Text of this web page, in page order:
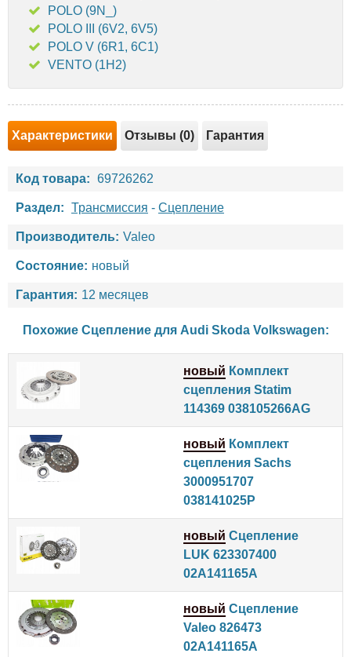
POLO (9N_)
POLO III (6V2, 6V5)
POLO V (6R1, 6C1)
VENTO (1H2)
Характеристики Отзывы (0) Гарантия
Код товара: 69726262
Раздел: Трансмиссия - Сцепление
Производитель: Valeo
Состояние: новый
Гарантия: 12 месяцев
Похожие Сцепление для Audi Skoda Volkswagen:
новый Комплект
сцепления Statim
114369 038105266AG
новый Комплект
сцепления Sachs
3000951707
038141025P
новый Сцепление
LUK 623307400
02A141165A
новый Сцепление
Valeo 826473
02A141165A